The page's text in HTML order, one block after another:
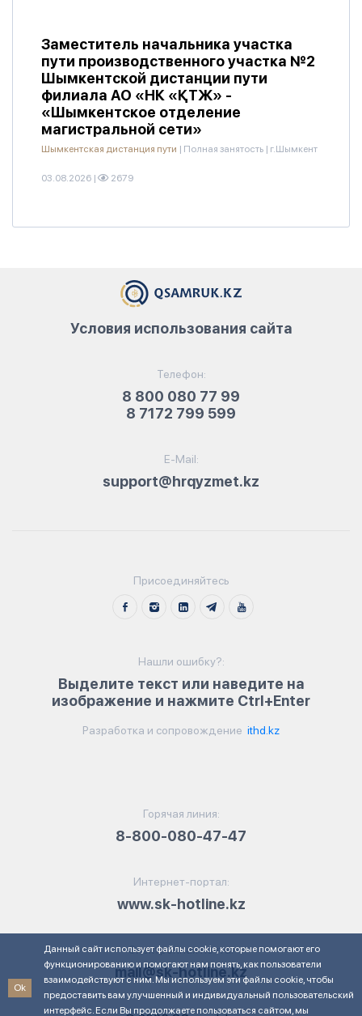
Заместитель начальника участка
пути производственного участка №2
Шымкентской дистанции пути
филиала АО «НК «ҚТЖ» -
«Шымкентское отделение
магистральной сети»
Шымкентская дистанция пути | Полная занятость | г.Шымкент
03.08.2026 | 2679
Телефон:
8 800 080 77 99
8 7172 799 599
E-Mail:
support@hrqyzmet.kz
Условия использования сайта
Присоединяйтесь
Нашли ошибку?:
Выделите текст или наведите на
изображение и нажмите Ctrl+Enter
Разработка и сопровождение ithd.kz
Горячая линия:
8-800-080-47-47
Интернет-портал:
www.sk-hotline.kz
Электронная почта:
mail@sk-hotline.kz
Ok
Данный сайт использует файлы cookie, которые помогают его
функционированию и помогают нам понять, как пользователи
взаимодействуют с ним. Мы используем эти файлы cookie, чтобы
предоставить вам улучшенный и индивидуальный пользовательский
интерфейс. Если Вы продолжаете пользоваться сайтом, мы